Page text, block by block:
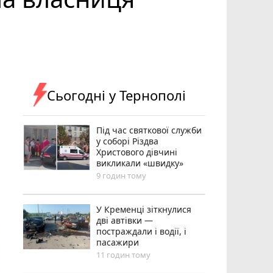
Сьогодні у Тернополі
Під час святкової служби
у соборі Різдва
Христового дівчині
викликали «швидку»
9 годин тому
У Кременці зіткнулися
дві автівки —
постраждали і водії, і
пасажири
11 годин тому